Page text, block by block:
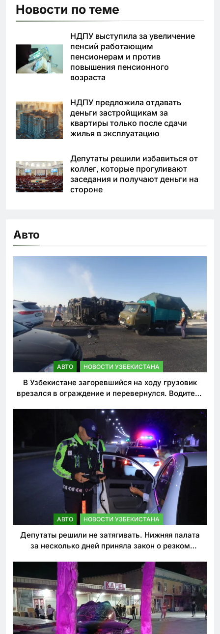
Новости по теме
НДПУ выступила за увеличение
пенсий работающим
пенсионерам и против
повышения пенсионного
возраста
НДПУ предложила отдавать
деньги застройщикам за
квартиры только после сдачи
жилья в эксплуатацию
Депутаты решили избавиться от
коллег, которые прогуливают
заседания и получают деньги на
стороне
Авто
АВТО НОВОСТИ УЗБЕКИСТАНА
В Узбекистане загоревшийся на ходу грузовик
врезался в ограждение и перевернулся. Водитель
АВТО НОВОСТИ УЗБЕКИСТАНА
Депутаты решили не затягивать. Нижняя палата
за несколько дней приняла закон о резком